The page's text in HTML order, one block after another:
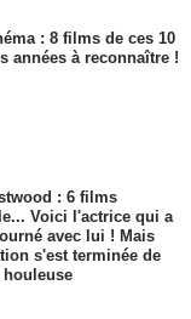
: 8 films de ces 10
années à reconnaître !
: 6 films
Voici l'actrice qui a
avec lui ! Mais
s'est terminée de